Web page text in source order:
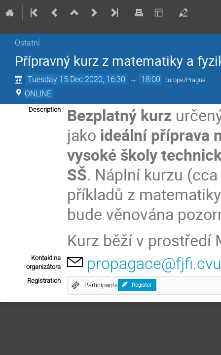
Ostatní
Přípravný kurz z matematiky a
Tuesday 15 Dec 2020, 16:30 → 18:00 Europe/Prague
ONLINE
Description Bezplatný kurz
jako ideální příprava
vysoké školy
SŠ. Náplní kurzu
příkladů z
bude věnována
Kurz běží v prostředí
Kontakt na
organizátora
Registration
Participants Register